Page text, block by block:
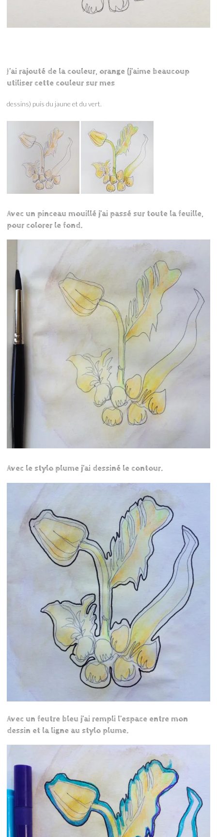
J’ai rajouté de la couleur, orange (j’aime beaucoup
utiliser cette couleur sur mes
dessins) puis du jaune et du vert.
Avec un pinceau mouillé j’ai passé sur toute la feuille,
pour colorer le fond.
Avec le stylo plume j’ai dessiné le contour.
Avec un feutre bleu j’ai rempli l’espace entre mon
dessin et la ligne au stylo plume.